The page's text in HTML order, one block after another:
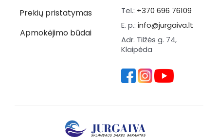
Prekių pristatymas
Apmokėjimo būdai
Tel.: +370 696 76109
E. p.: info@jurgaiva.lt
Adr. Tilžės g. 74,
Klaipėda